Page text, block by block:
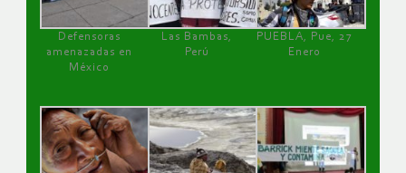
Defensoras
amenazadas en
México
Las Bambas,
Perú
PUEBLA, Pue, 27
Enero